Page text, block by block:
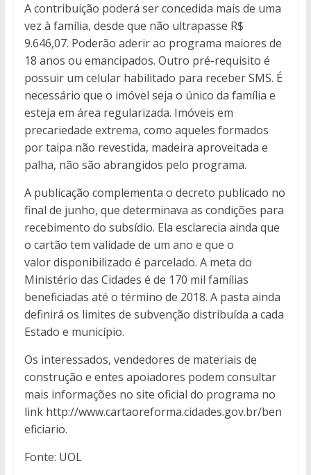
A contribuição poderá ser concedida mais de uma
vez à família, desde que não ultrapasse R$
9.646,07. Poderão aderir ao programa maiores de
18 anos ou emancipados. Outro pré-requisito é
possuir um celular habilitado para receber SMS. É
necessário que o imóvel seja o único da família e
esteja em área regularizada. Imóveis em
precariedade extrema, como aqueles formados
por taipa não revestida, madeira aproveitada e
palha, não são abrangidos pelo programa.
A publicação complementa o decreto publicado no
final de junho, que determinava as condições para
recebimento do subsídio. Ela esclarecia ainda que
o cartão tem validade de um ano e que o
valor disponibilizado é parcelado. A meta do
Ministério das Cidades é de 170 mil famílias
beneficiadas até o término de 2018. A pasta ainda
definirá os limites de subvenção distribuída a cada
Estado e município.
Os interessados, vendedores de materiais de
construção e entes apoiadores podem consultar
mais informações no site oficial do programa no
link http://www.cartaoreforma.cidades.gov.br/ben
eficiario.
Fonte: UOL